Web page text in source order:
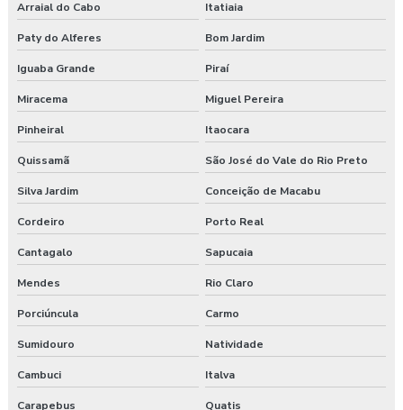
Empresa de consultoria técnico de segurança do trabalho
Empresa especializada em segurança do trabalho
Empresa de exame admissional
Empresa de exame demissional
Empresa de higiene ocupacional
Empresa de medicina no trabalho
Empresa de prestação de serviços de segurança do trabalho
Empresa prestadora de serviços de segurança do trabalho
Empresa que faz exame admissional
Empresa que faz pgr
Arraial do Cabo Itatiaia
Paty do Alferes Bom Jardim
Iguaba Grande Piraí
Miracema Miguel Pereira
Pinheiral Itaocara
Quissamã São José do Vale do Rio Preto
Silva Jardim Conceição de Macabu
Cordeiro Porto Real
Cantagalo Sapucaia
Mendes Rio Claro
Porciúncula Carmo
Sumidouro Natividade
Cambuci Italva
Carapebus Quatis